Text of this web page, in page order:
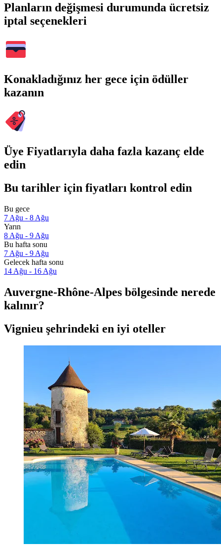
Planların değişmesi durumunda ücretsiz
iptal seçenekleri
Konakladığınız her gece için ödüller
kazanın
Üye Fiyatlarıyla daha fazla kazanç elde
edin
Bu tarihler için fiyatları kontrol edin
Bu gece
7 Ağu - 8 Ağu
Yarın
8 Ağu - 9 Ağu
Bu hafta sonu
7 Ağu - 9 Ağu
Gelecek hafta sonu
14 Ağu - 16 Ağu
Auvergne-Rhône-Alpes bölgesinde nerede
kalınır?
Vignieu şehrindeki en iyi oteller